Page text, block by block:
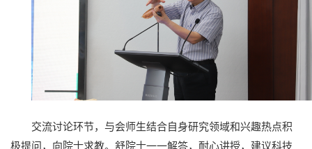
交流讨论环节，与会师生结合自身研究领域和兴趣热点积
极提问，向院士求教。舒院士一一解答，耐心讲授，建议科技